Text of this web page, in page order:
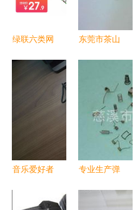
绿联六类网
35元降至
东莞市茶山
接卡及电脑
线材产品一
览
音乐爱好者
｜海贝FD3
专业生产弹